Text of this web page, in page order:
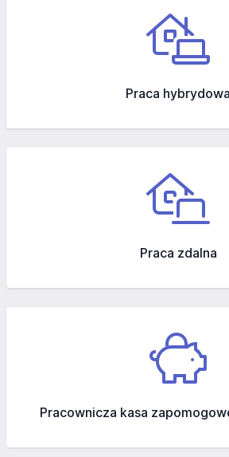
Praca hybrydowa
Praca zdalna
Pracownicza kasa